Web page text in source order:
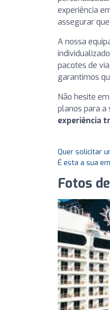
experiência
assegurar
A nossa
pacotes de
garantimos
Não hesite
planos para a
experiência
Quer solicitar
É esta a sua
Fotos